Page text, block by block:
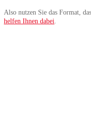
Also nutzen Sie das Format,
helfen Ihnen dabei.